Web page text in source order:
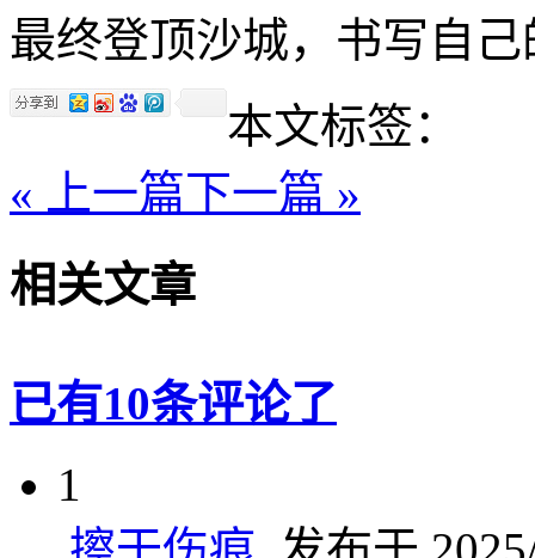
最终登顶沙城，书写自
本文标签：
« 上一篇下一篇 »
相关文章
已有10条评论了
1